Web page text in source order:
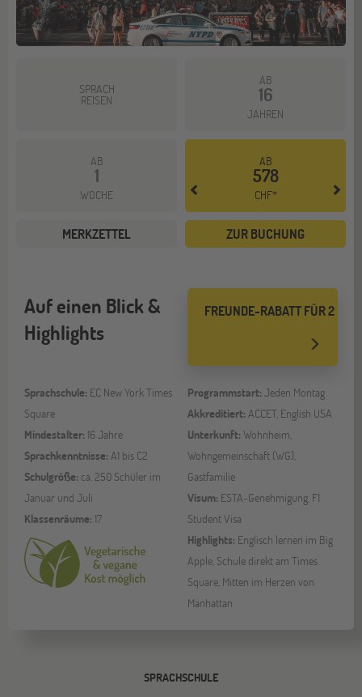
SPRACH
REISEN
AB
16
JAHREN
AB
1
WOCHE
AB
578
CHF*
MERKZETTEL ZUR BUCHUNG
FREUNDE-RABATT FÜR 2
Auf einen Blick &
Highlights
Sprachschule: EC New York Times
Square
Mindestalter: 16 Jahre
Sprachkenntnisse: A1 bis C2
Schulgröße: ca. 250 Schüler im
Januar und Juli
Klassenräume: 17
Programmstart: Jeden Montag
Akkreditiert: ACCET, English USA
Unterkunft: Wohnheim,
Wohngemeinschaft (WG),
Gastfamilie
Visum: ESTA-Genehmigung, F1
Student Visa
Highlights: Englisch lernen im Big
Apple, Schule direkt am Times
Square, Mitten im Herzen von
Manhattan
SPRACHSCHULE